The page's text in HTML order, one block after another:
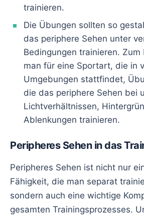
trainieren.
Die Übungen sollten so
das periphere Sehen unter
Bedingungen trainieren. Zum
man für eine Sportart, die in
Umgebungen stattfindet,
die das periphere Sehen bei
Lichtverhältnissen,
Ablenkungen trainieren.
Peripheres Sehen in das
Peripheres Sehen ist nicht nur
Fähigkeit, die man separat
sondern auch eine wichtige
gesamten Trainingsprozesses.